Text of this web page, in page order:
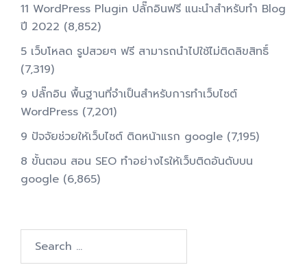
11 WordPress Plugin ปลั๊กอินฟรี แนะนำสำหรับทำ Blog
ปี 2022 (8,852)
5 เว็บโหลด รูปสวยๆ ฟรี สามารถนำไปใช้ไม่ติดลิขสิทธิ์
(7,319)
9 ปลั๊กอิน พื้นฐานที่จำเป็นสำหรับการทําเว็บไซต์
WordPress (7,201)
9 ปัจจัยช่วยให้เว็บไซต์ ติดหน้าแรก google (7,195)
8 ขั้นตอน สอน SEO ทําอย่างไรให้เว็บติดอันดับบน
google (6,865)
for: